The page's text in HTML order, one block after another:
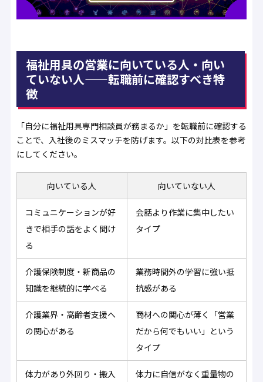
福祉用具の営業に向いている人・向い
ていない人——転職前に確認すべき特
徴
「自分に福祉用具専門相談員が務まるか」を転職前に確認する
ことで、入社後のミスマッチを防げます。以下の対比表を参考
にしてください。
向いている人 向いていない人
コミュニケーションが好
きで相手の話をよく聞け
る
会話より作業に集中したい
タイプ
介護保険制度・新商品の
知識を継続的に学べる
業務時間外の学習に強い抵
抗感がある
介護業界・高齢者支援へ
の関心がある
商材への関心が薄く「営業
だから何でもいい」という
タイプ
体力があり外回り・搬入
体力に自信がなく重量物の